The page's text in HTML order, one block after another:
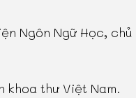
Ngôn Ngữ Học, chủ
thư Việt Nam.